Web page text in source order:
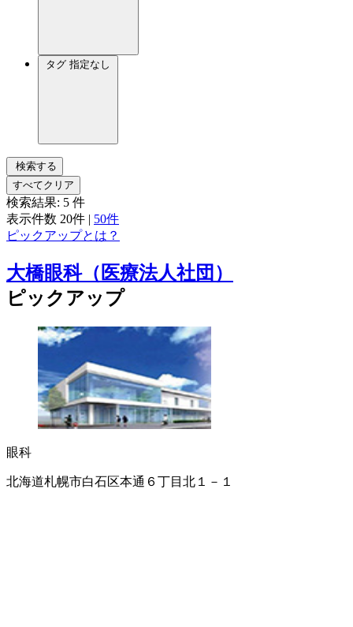
タグ 指定なし
検索する
すべてクリア
検索結果: 5 件
表示件数 20件 | 50件
ピックアップとは？
大橋眼科（医療法人社団）
ピックアップ
眼科
北海道札幌市白石区本通６丁目北１－１